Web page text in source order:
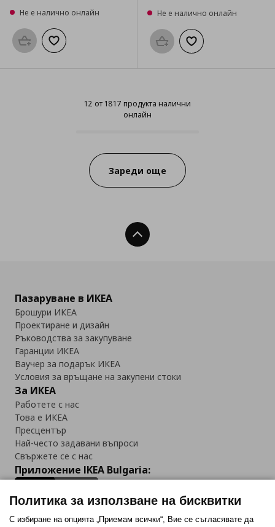
Не е налично онлайн
Προσθήκη στο καλάθι
Добави към списъка с любими
Не е налично онлайн
Προσθήκη στο καλάθι
Добави към
12 от 1817 продукта налични
онлайн
12 от 1817 продукта налични
Зареди още
Нагоре
Пазаруване в ИКЕА
Брошури ИКЕА
Проектиране и дизайн
Ръководства за закупуване
Гаранции ИКЕА
Ваучер за подарък ИКЕА
Условия за връщане на закупени стоки
За ИКЕА
Работете с нас
Това е ИКЕА
Пресцентър
Най-често задавани въпроси
Свържете се с нас
Приложение IKEA Bulgaria:
Политика за използване на бисквитки
С избиране на опцията „Приемам всички“, Вие се съгласявате да